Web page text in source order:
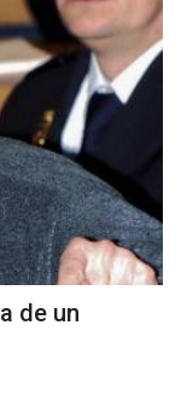
de un